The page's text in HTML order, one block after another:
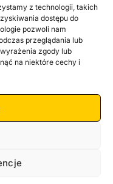
z technologii, takich
dostępu do
pozwoli nam
przeglądania lub
zgody lub
na niektóre cechy i